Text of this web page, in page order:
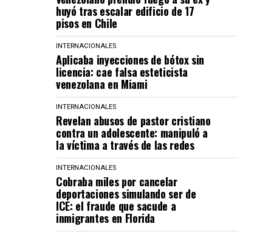
huyó tras escalar edificio de 17
pisos en Chile
INTERNACIONALES
Aplicaba inyecciones de bótox sin
licencia: cae falsa esteticista
venezolana en Miami
INTERNACIONALES
Revelan abusos de pastor cristiano
contra un adolescente: manipuló a
la víctima a través de las redes
INTERNACIONALES
Cobraba miles por cancelar
deportaciones simulando ser de
ICE: el fraude que sacude a
inmigrantes en Florida